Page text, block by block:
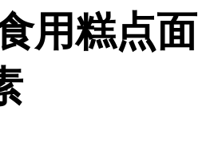
用糕点面